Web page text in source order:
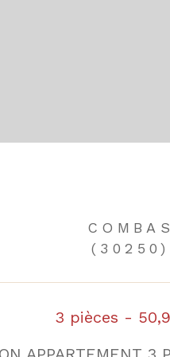
COMBAS
(30250)
3 pièces -